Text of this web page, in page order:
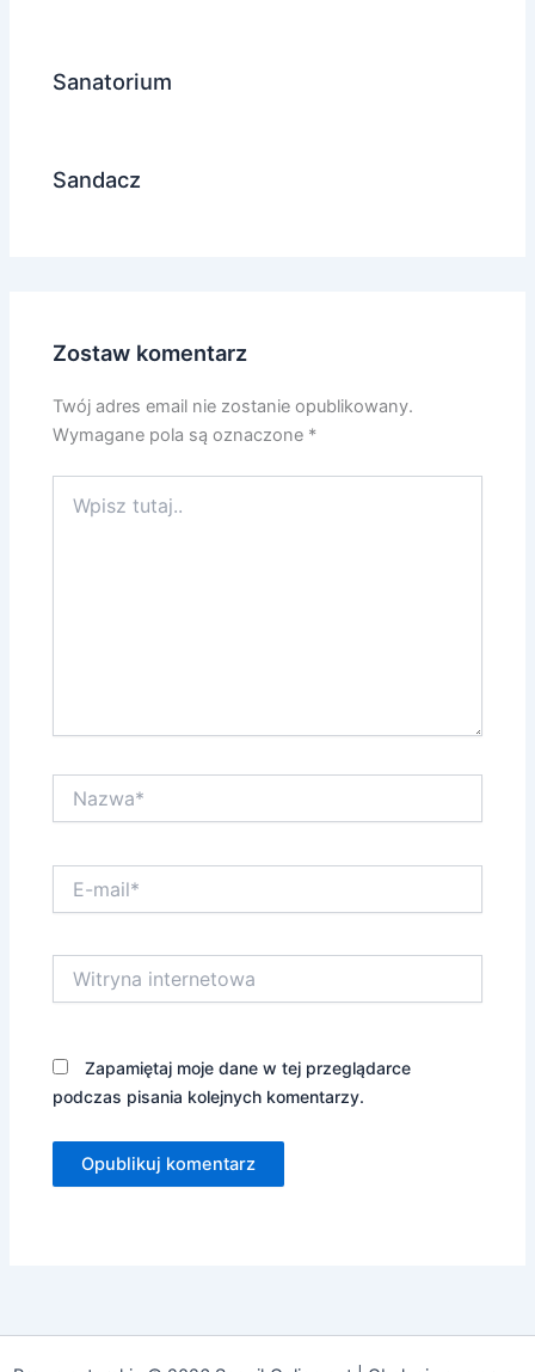
Sanatorium
Sandacz
Zostaw komentarz
Twój adres email nie zostanie opublikowany.
Wymagane pola są oznaczone *
tutaj..
mail*
internetowa
Zapamiętaj moje dane w tej przeglądarce
podczas pisania kolejnych komentarzy.